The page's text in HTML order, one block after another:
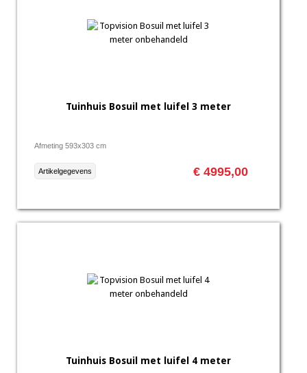
Tuinhuis Bosuil met luifel 3 meter
Afmeting 593x303 cm
€ 4995,00
Artikelgegevens
Tuinhuis Bosuil met luifel 4 meter